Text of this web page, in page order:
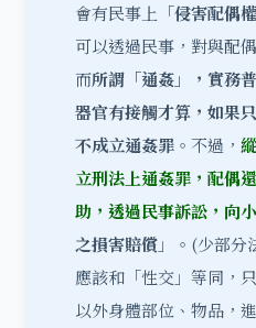
會有民事上「侵害配偶權
可以透過民事，對與配
而所謂「通姦」，實務
器官有接觸才算，如果
不成立通姦罪 。不過，
立刑法上通姦罪，配偶
助，透過民事訴訟，向
之損害賠償」。(少部分
應該和「性交」等同，
以外身體部位、物品，